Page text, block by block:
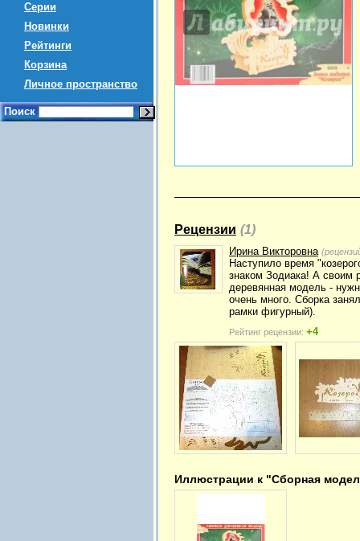
Серии
Новинки
Рейтинги
Корзина
Личное пространство
Поиск
Рецензии (1)
Ирина Викторовна
Наступило время
знаком Зодиака! А своим
деревянная модель -
очень много. Сборка
рамки фигурный).
Рейтинг рецензии: +4
Иллюстрации к "Сборная